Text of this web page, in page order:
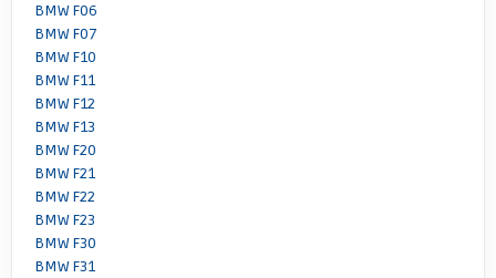
BMW F06
BMW F07
BMW F10
BMW F11
BMW F12
BMW F13
BMW F20
BMW F21
BMW F22
BMW F23
BMW F30
BMW F31